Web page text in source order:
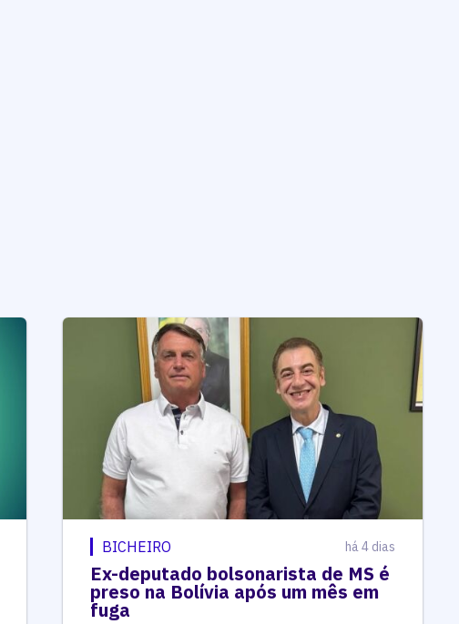
BICHEIRO há 4 dias
Ex-deputado bolsonarista de MS é
preso na Bolívia após um mês em
fuga